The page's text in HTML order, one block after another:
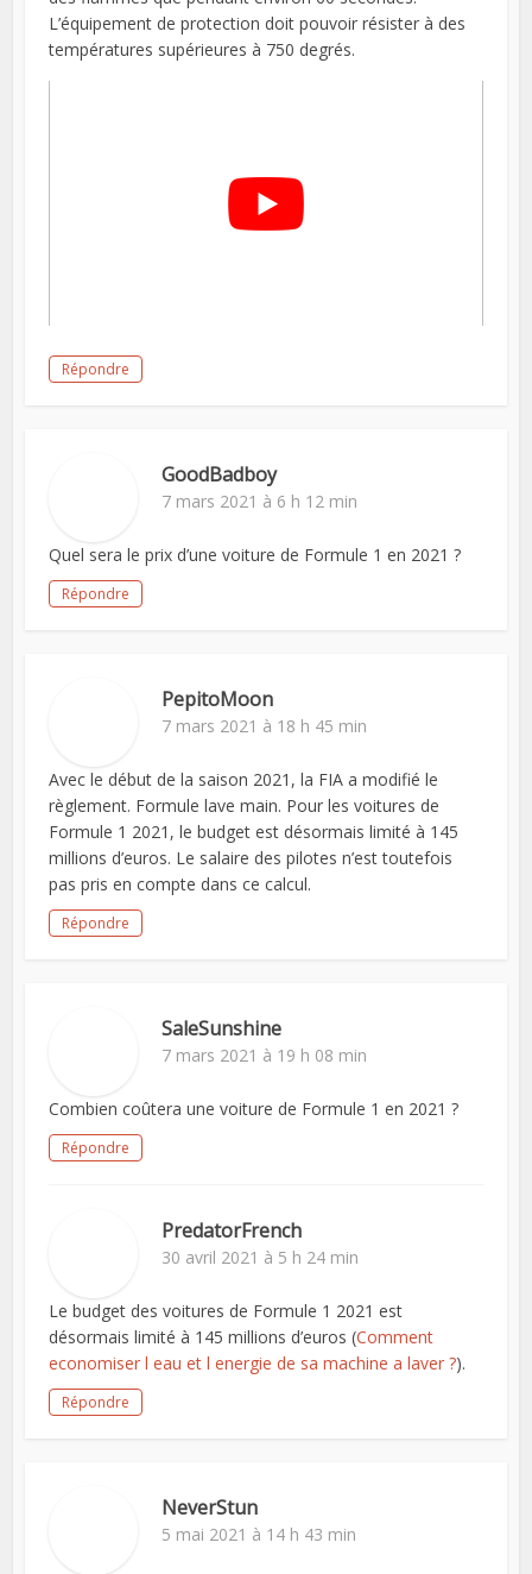
L’équipement de protection doit pouvoir résister à des
températures supérieures à 750 degrés.
Répondre
GoodBadboy
7 mars 2021 à 6 h 12 min
Quel sera le prix d’une voiture de Formule 1 en 2021 ?
Répondre
PepitoMoon
7 mars 2021 à 18 h 45 min
Avec le début de la saison 2021, la FIA a modifié le
règlement. Formule lave main. Pour les voitures de
Formule 1 2021, le budget est désormais limité à 145
millions d’euros. Le salaire des pilotes n’est toutefois
pas pris en compte dans ce calcul.
Répondre
SaleSunshine
7 mars 2021 à 19 h 08 min
Combien coûtera une voiture de Formule 1 en 2021 ?
Répondre
PredatorFrench
30 avril 2021 à 5 h 24 min
Le budget des voitures de Formule 1 2021 est
désormais limité à 145 millions d’euros (Comment
economiser l eau et l energie de sa machine a laver ?).
Répondre
NeverStun
5 mai 2021 à 14 h 43 min